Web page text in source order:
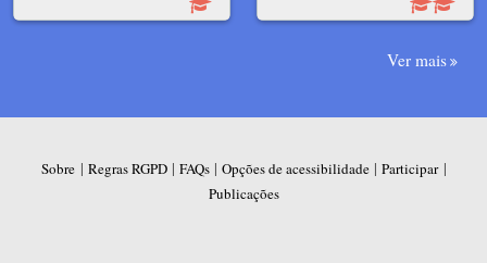
Ver mais
Sobre | Regras RGPD| FAQs| Opções de acessibilidade| Participar|
Publicações